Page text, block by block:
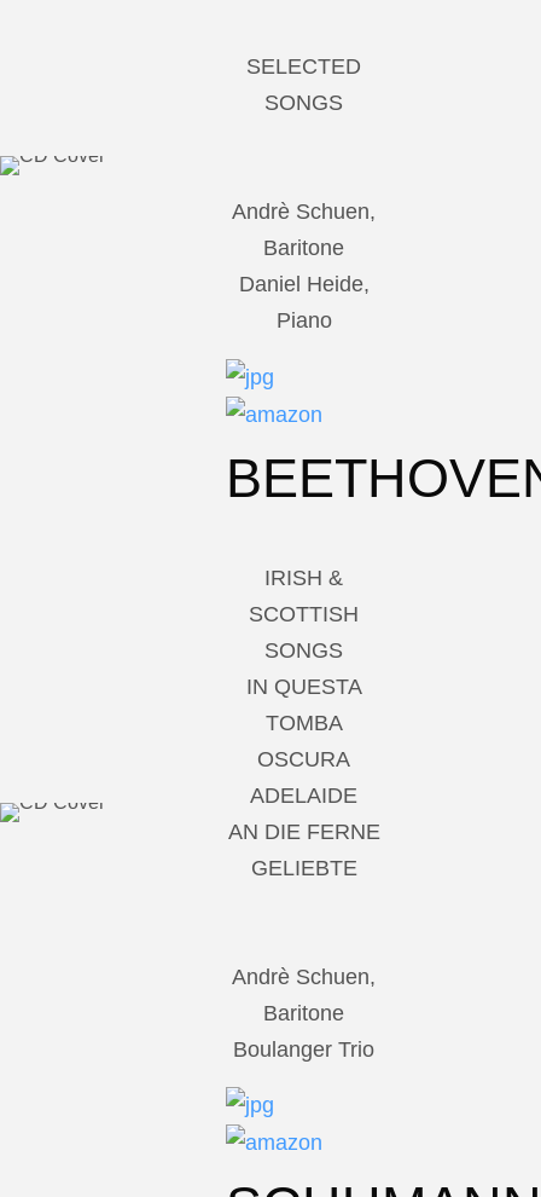
SELECTED
SONGS
Andrè Schuen,
Baritone
Daniel Heide,
Piano
IRISH &
SCOTTISH
SONGS
IN QUESTA
TOMBA
OSCURA
ADELAIDE
AN DIE FERNE
GELIEBTE
Andrè Schuen,
Baritone
Boulanger Trio